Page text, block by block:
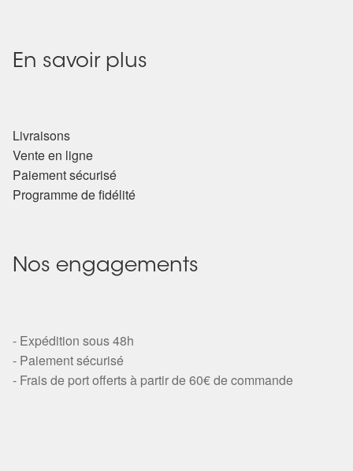
En savoir plus
Livraisons
Vente en ligne
Paiement sécurisé
Programme de fidélité
Nos engagements
- Expédition sous 48h
- Paiement sécurisé
- Frais de port offerts à partir de 60€ de commande